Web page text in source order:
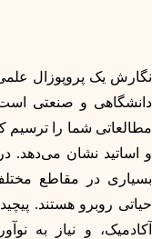
نگارش یک پروپوزال
دانشگاهی و صنعتی
مطالعاتی شما را ترسیم
و اساتید نشان می‌دهد.
بسیاری در مقاطع
حیاتی روبرو هستند.
آکادمیک، و نیاز به